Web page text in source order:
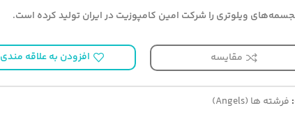
ویلوتری را شرکت امین کامپوزیت در ایران تولید کرده است.
مقایسه افزودن به علاقه مندی
فرشته ها (Angels)